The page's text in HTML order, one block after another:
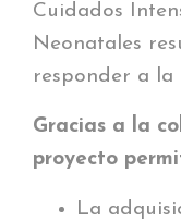
Cuidados
Neonatales
responder a la
Gracias a la
proyecto
La